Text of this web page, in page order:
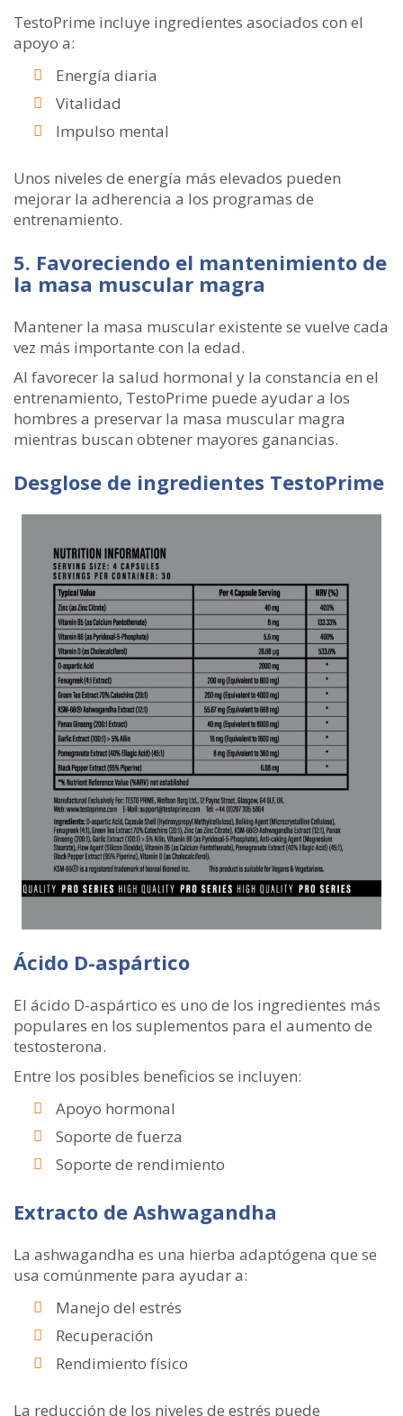
TestoPrime incluye ingredientes asociados con el
apoyo a:
Energía diaria
Vitalidad
Impulso mental
Unos niveles de energía más elevados pueden
mejorar la adherencia a los programas de
entrenamiento.
5. Favoreciendo el mantenimiento de
la masa muscular magra
Mantener la masa muscular existente se vuelve cada
vez más importante con la edad.
Al favorecer la salud hormonal y la constancia en el
entrenamiento, TestoPrime puede ayudar a los
hombres a preservar la masa muscular magra
mientras buscan obtener mayores ganancias.
Desglose de ingredientes TestoPrime
Ácido D-aspártico
El ácido D-aspártico es uno de los ingredientes más
populares en los suplementos para el aumento de
testosterona.
Entre los posibles beneficios se incluyen:
Apoyo hormonal
Soporte de fuerza
Soporte de rendimiento
Extracto de Ashwagandha
La ashwagandha es una hierba adaptógena que se
usa comúnmente para ayudar a:
Manejo del estrés
Recuperación
Rendimiento físico
La reducción de los niveles de estrés puede